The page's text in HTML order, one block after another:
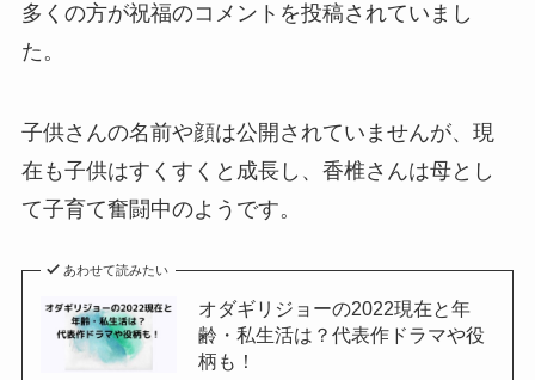
多くの方が祝福のコメントを投稿されていまし
た。
子供さんの名前や顔は公開されていませんが、現
在も子供はすくすくと成長し、香椎さんは母とし
て子育て奮闘中のようです。
あわせて読みたい
オダギリジョーの2022現在と年
齢・私生活は？代表作ドラマや役
柄も！